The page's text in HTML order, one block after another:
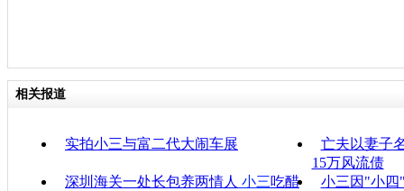
相关报道
实拍小三与富二代大闹车展
亡夫以妻子
15万风流债
深圳海关一处长包养两情人 小三吃醋
小三因"小四